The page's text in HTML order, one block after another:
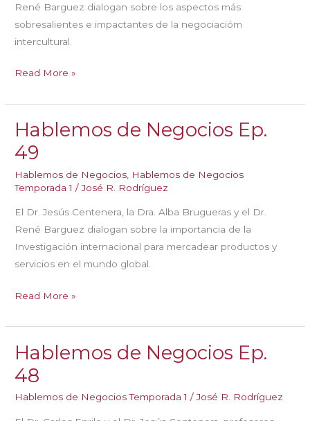
René Barguez dialogan sobre los aspectos más
sobresalientes e impactantes de la negociacióm
intercultural.
Hablemos
Negocios
Ep.
Read More »
Hablemos de Negocios Ep.
49
Hablemos de Negocios Hablemos de Negocios
Temporada 1 /José R. Rodríguez
El Dr. Jesús Centenera, la Dra. Alba Brugueras y el Dr.
René Barguez dialogan sobre la importancia de la
Investigación internacional para mercadear productos y
servicios en el mundo global.
Hablemos
Negocios
Ep.
Read More »
Hablemos de Negocios Ep.
48
Hablemos de Negocios Temporada 1 /José R. Rodríguez